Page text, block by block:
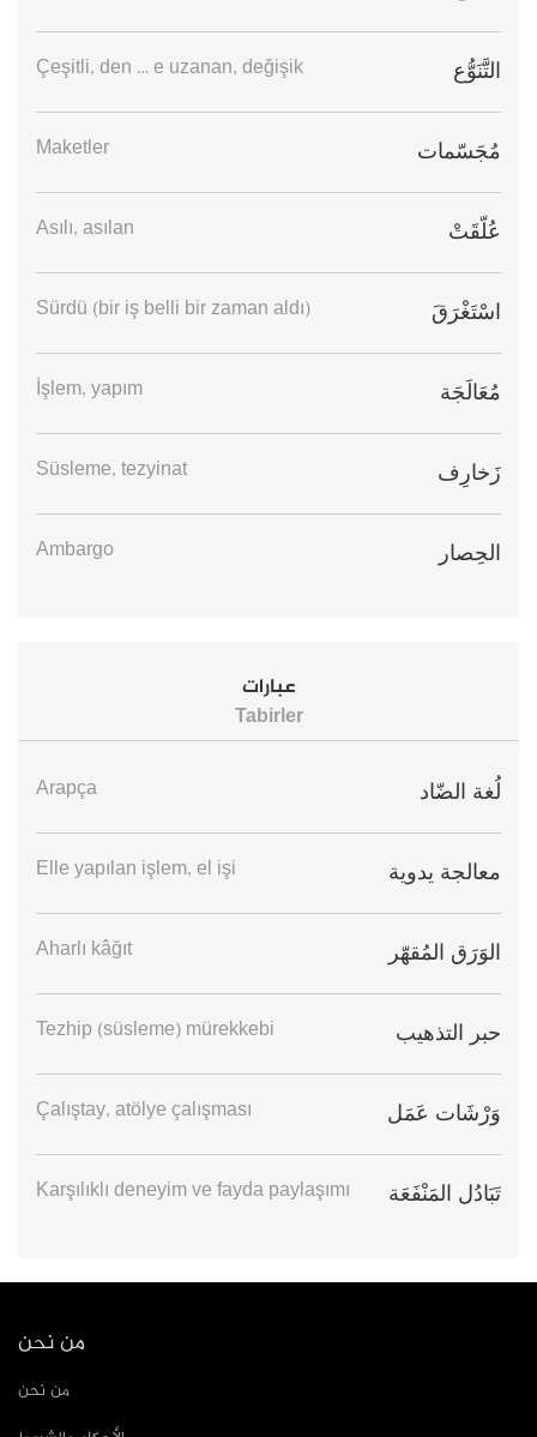
التَّنَوُّع Çeşitli, den … e uzanan, değişik
مُجَسّمات Maketler
عُلّقَتْ Asılı, asılan
اسْتَغْرَقَ Sürdü (bir iş belli bir zaman aldı)
مُعَالَجَة İşlem, yapım
زَخارِف Süsleme, tezyinat
الحِصار Ambargo
عبارات
Tabirler
لُغة الضّاد Arapça
معالجة يدوية Elle yapılan işlem, el işi
الوَرَق المُقهّر Aharlı kâğıt
حبر التذهيب Tezhip (süsleme) mürekkebi
وَرْشَات عَمَل Çalıştay, atölye çalışması
تَبَادُل المَنْفَعَة Karşılıklı deneyim ve fayda paylaşımı
من نحن
من نحن